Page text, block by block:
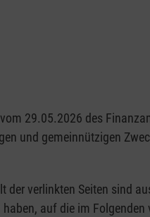
29.05.2026 des
und gemeinnützigen
verlinkten Seiten sind
auf die im